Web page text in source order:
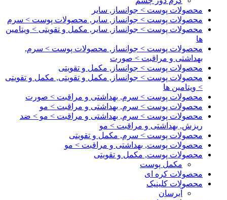
محصولات پوست > جوانساز, سایر
محصولات پوست > جوانساز, سایر, محصولات پوست > سرم
محصولات پوست > جوانساز, سایر, مکمل و تقویتی > ویتامین
ها
محصولات پوست > جوانساز, محصولات پوست > سرم,
بهداشتی و مراقبت > صورت
محصولات پوست > جوانساز, مکمل و تقویتی
محصولات پوست > جوانساز, مکمل و تقویتی, مکمل و تقویتی
> ویتامین ها
محصولات پوست > سرم, بهداشتی و مراقبت > صورت
محصولات پوست > سرم, بهداشتی و مراقبت > مو
محصولات پوست > سرم, بهداشتی و مراقبت > مو > ضد
ریزش, بهداشتی و مراقبت > مو
محصولات پوست > سرم, مکمل و تقویتی
محصولات پوست, بهداشتی و مراقبت > مو
محصولات پوست, مکمل و تقویتی
مکمل پوست
محصولات کره ای
محصولات کلینیک
آبرسان